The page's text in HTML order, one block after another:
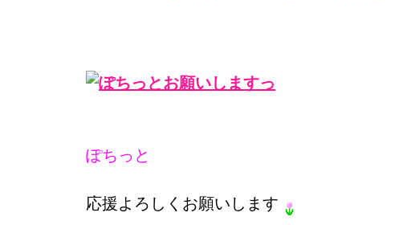
ぽちっと
応援よろしくお願いします